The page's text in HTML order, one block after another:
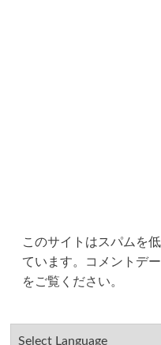
このサイトはスパムを
ています。
コメントデ
をご覧ください。